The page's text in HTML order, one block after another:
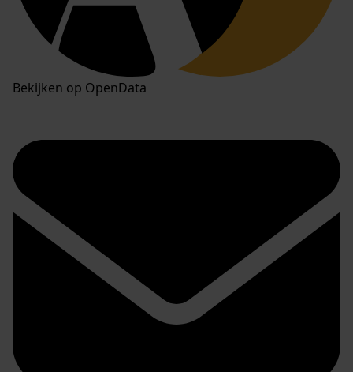
Bekijken op OpenData